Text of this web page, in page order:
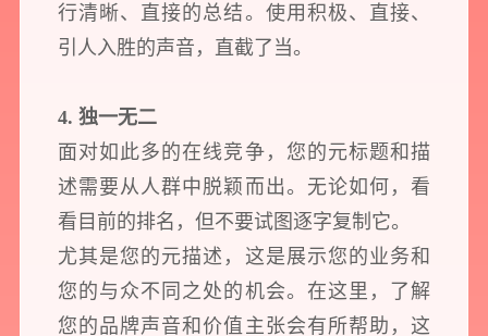
行清晰、直接的总结。使用积极、直接、
引人入胜的声音，直截了当。
4. 独一无二
面对如此多的在线竞争，您的元标题和描
述需要从人群中脱颖而出。无论如何，看
看目前的排名，但不要试图逐字复制它。
尤其是您的元描述，这是展示您的业务和
您的与众不同之处的机会。在这里，了解
您的品牌声音和价值主张会有所帮助，这